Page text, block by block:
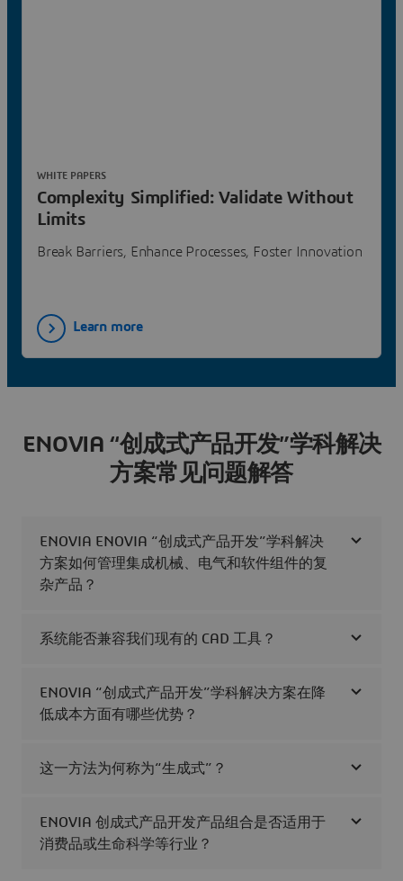
Complexity Simplified: Validate Without
Limits
Break Barriers, Enhance Processes, Foster Innovation
WHITE PAPERS
Learn more
ENOVIA “创成式产品开发”学科解决
方案常见问题解答
ENOVIA ENOVIA “创成式产品开发”学科解决
方案如何管理集成机械、电气和软件组件的复
杂产品？
系统能否兼容我们现有的 CAD 工具？
ENOVIA “创成式产品开发”学科解决方案在降
低成本方面有哪些优势？
这一方法为何称为“生成式”？
ENOVIA 创成式产品开发产品组合是否适用于
消费品或生命科学等行业？